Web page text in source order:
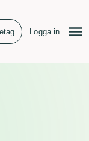
Logga in